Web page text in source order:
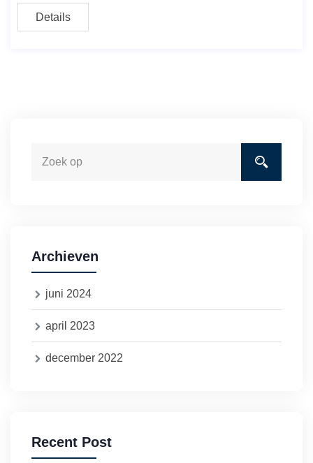
Details
Archieven
juni 2024
april 2023
december 2022
Recent Post